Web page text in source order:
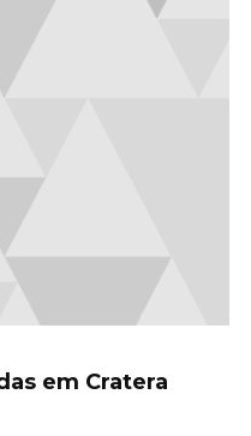
em Cratera